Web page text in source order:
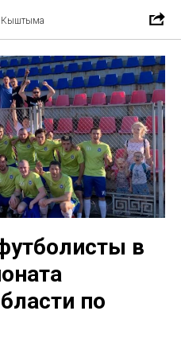
Кыштыма
в
по